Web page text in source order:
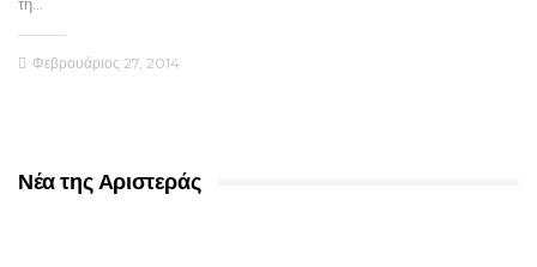
τη…
Φεβρουάριος 27, 2014
Νέα της Αριστεράς